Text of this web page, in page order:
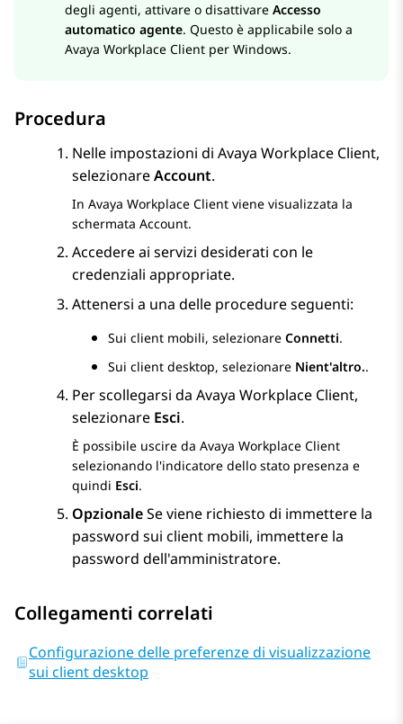
degli agenti, attivare o disattivare Accesso
automatico agente. Questo è applicabile solo a
Avaya Workplace Client per Windows.
Procedura
Nelle impostazioni di Avaya Workplace Client,
selezionareAccount.
In Avaya Workplace Client viene visualizzata la
schermata Account.
Accedere ai servizi desiderati con le
credenziali appropriate.
Attenersi a una delle procedure seguenti:
Sui client mobili, selezionare Connetti.
Sui client desktop, selezionare Nient'altro..
Per scollegarsi da Avaya Workplace Client,
selezionare Esci.
È possibile uscire da Avaya Workplace Client
selezionando l'indicatore dello stato presenza e
quindi Esci.
OpzionaleSe viene richiesto di immettere la
password sui client mobili, immettere la
password dell'amministratore.
Collegamenti correlati
Configurazione delle preferenze di visualizzazione
sui client desktop